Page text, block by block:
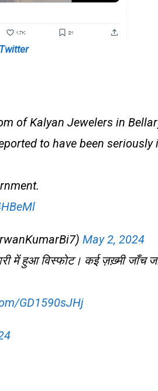
Twitter
of Kalyan Jewelers in
to have been seriously
May 2, 2024
में हुआ विस्फोट। कई ज़ख़्मी जाँच
GD1590sJHj